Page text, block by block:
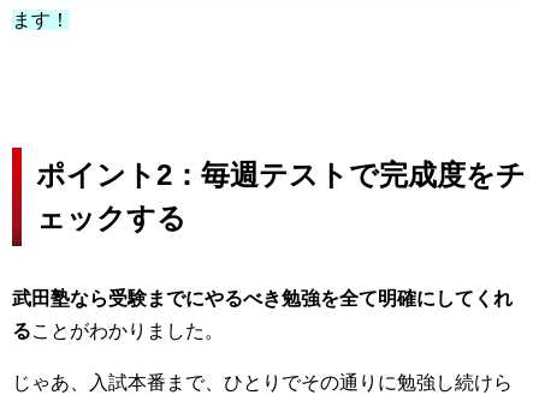
ます！
ポイント2：毎週テストで完成度をチ
ェックする
武田塾なら受験までにやるべき勉強を全て明確にしてくれ
ることがわかりました。
じゃあ、入試本番まで、ひとりでその通りに勉強し続けら